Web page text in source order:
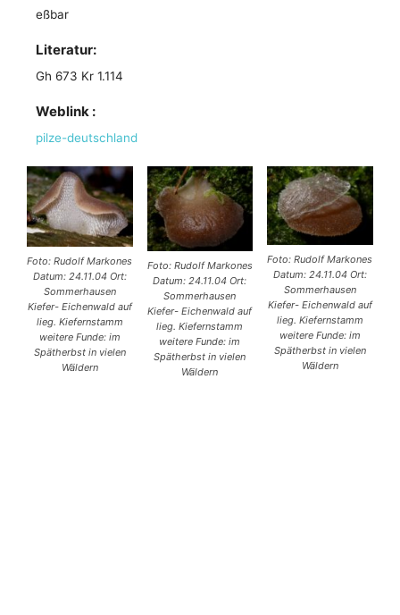
eßbar
Literatur:
Gh 673 Kr 1.114
Weblink :
pilze-deutschland
Foto: Rudolf Markones
Datum: 24.11.04 Ort:
Sommerhausen
Kiefer- Eichenwald auf
lieg. Kiefernstamm
weitere Funde: im
Spätherbst in vielen
Wäldern
Foto: Rudolf Markones
Datum: 24.11.04 Ort:
Sommerhausen
Kiefer- Eichenwald auf
lieg. Kiefernstamm
weitere Funde: im
Spätherbst in vielen
Wäldern
Foto: Rudolf Markones
Datum: 24.11.04 Ort:
Sommerhausen
Kiefer- Eichenwald auf
lieg. Kiefernstamm
weitere Funde: im
Spätherbst in vielen
Wäldern